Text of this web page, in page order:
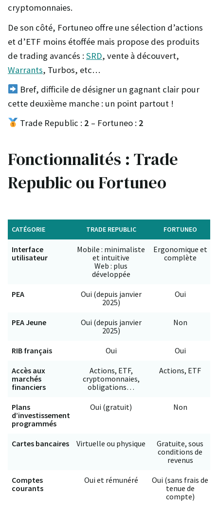
cryptomonnaies.
De son côté, Fortuneo offre une sélection d’actions
et d’ETF moins étoffée mais propose des produits
de trading avancés : SRD, vente à découvert,
Warrants, Turbos, etc…
Bref, difficile de désigner un gagnant clair pour
cette deuxième manche : un point partout !
Trade Republic : 2 – Fortuneo : 2
Fonctionnalités : Trade
Republic ou Fortuneo
CATÉGORIE TRADE REPUBLIC FORTUNEO
Interface
utilisateur
Mobile : minimaliste
et intuitive
Web : plus
développée
Ergonomique et
complète
PEA
Oui (depuis janvier
2025)
Oui
PEA Jeune
Oui (depuis janvier
2025)
Non
RIB français Oui Oui
Accès aux
marchés
financiers
Actions, ETF,
cryptomonnaies,
obligations…
Actions, ETF
Plans
d’investissement
programmés
Oui (gratuit) Non
Cartes bancaires Virtuelle ou physique
Gratuite, sous
conditions de
revenus
Comptes
courants
Oui et rémunéré
Oui (sans frais de
tenue de
compte)